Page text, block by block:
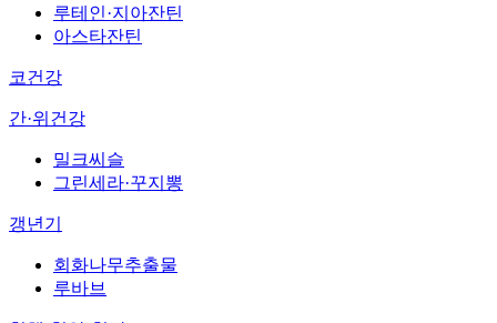
루테인·지아잔틴
아스타잔틴
코건강
간·위건강
밀크씨슬
그린세라·꾸지뽕
갱년기
회화나무추출물
루바브